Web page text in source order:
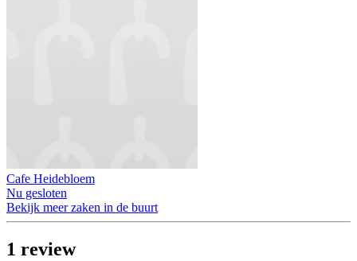
Cafe Heidebloem
Nu gesloten
Bekijk meer zaken in de buurt
1 review